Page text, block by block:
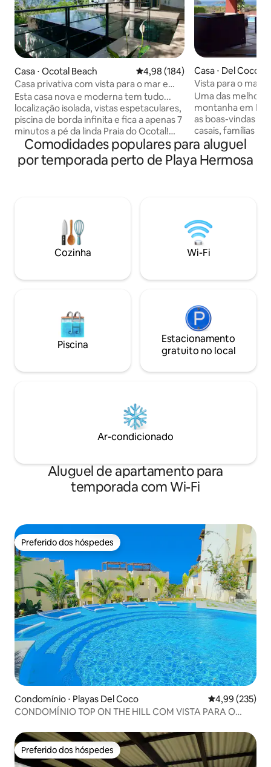
Casa ⋅ Ocotal Beach 4,98 de uma avaliação média de
4,98 (184)
Casa privativa com vista para o mar e
piscina, a uma curta caminhada da praia!
Esta casa nova e moderna tem tudo...
localização isolada, vistas espetaculares,
piscina de borda infinita e fica a apenas 7
minutos a pé da linda Praia do Ocotal!
Localizada em um penhasco com vista
para a Baía de Ocotal, a Villa la Pacifica
fica a apenas 40 minutos do Aeroporto
muito espaço ao ar livre para você
desfrutar. Venha desfrutar de uma "pura
vida" na costa dourada da Costa Rica -
aqui na Villa la Pacifica!
Casa ⋅ Del Coco
Vista para o mar
privativa: Isabela
Uma das
montanha em Playas
as boas-vindas a
casais, famílias e
Casa totalmente
topo de uma
comunidade
pássaros e
amanhecer,
do sol de Playas del
natureza, mas
Comodidades populares para aluguel
por temporada perto de Playa Hermosa
Cozinha Wi-Fi
Piscina
Estacionamento
gratuito no local
Ar-condicionado
Aluguel de apartamento para
temporada com Wi-Fi
Preferido dos hóspedes
Preferido dos hóspedes
Condomínio ⋅ Playas Del Coco 4,99 de uma
4,99 (235)
CONDOMÍNIO TOP ON THE HILL COM VISTA PARA O
Preferido dos hóspedes
Preferido dos hóspedes